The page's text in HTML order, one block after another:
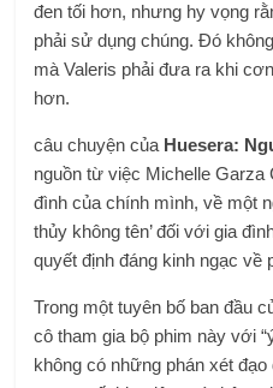
đen tối hơn, nhưng hy vọng
phải sử dụng chúng. Đó
mà Valeris phải đưa ra khi
hơn.
câu chuyện của Huesera:
nguồn từ việc Michelle
đình của chính mình, về một
thủy không tên’ đối với gia
quyết định đáng kinh ngạc về
Trong một tuyên bố ban đầu
cô tham gia bộ phim này với
không có những phán xét